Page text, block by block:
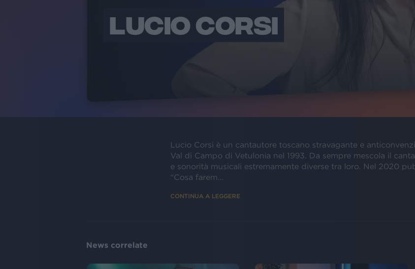
LUCIO CORSI
Lucio Corsi è un cantautore toscano stravagante e
Val di Campo di Vetulonia nel 1993. Da sempre mescola il
e sonorità musicali estremamente diverse tra loro. Nel 2020
“Cosa farem...
CONTINUA A LEGGERE
News correlate